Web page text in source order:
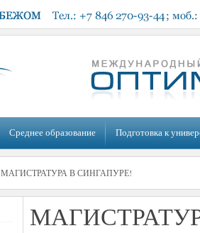
Среднее образование Подготовка к
МАГИСТРАТУРА В СИНГАПУРЕ!